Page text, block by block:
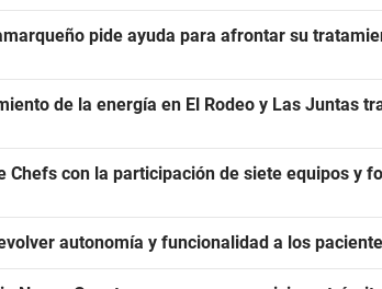
pide ayuda para afrontar su
de la energía en El Rodeo y Las Juntas
Chefs con la participación de siete equipos y
autonomía y funcionalidad a los